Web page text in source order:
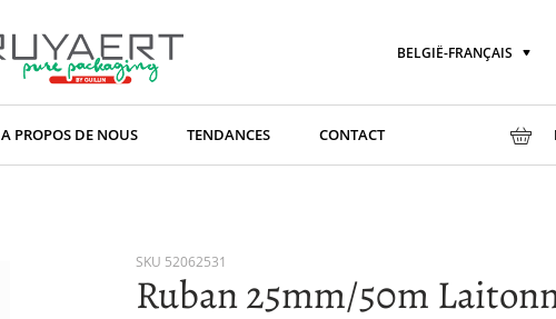
Langue
BELGIË-FRANÇAIS
A PROPOS DE NOUS TENDANCES CONTACT
SKU 52062531
Ruban 25mm/50m